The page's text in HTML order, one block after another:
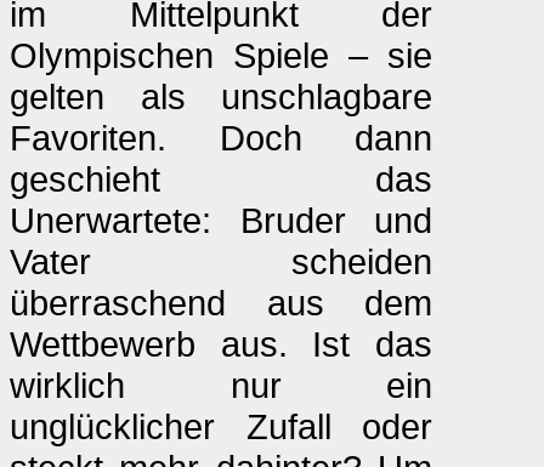
im Mittelpunkt der
Olympischen Spiele – sie
gelten als unschlagbare
Favoriten. Doch dann
geschieht das
Unerwartete: Bruder und
Vater scheiden
überraschend aus dem
Wettbewerb aus. Ist das
wirklich nur ein
unglücklicher Zufall oder